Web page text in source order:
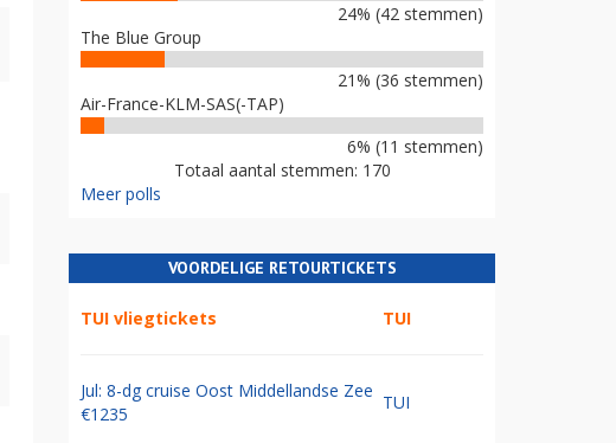
24% (42 stemmen)
The Blue Group
21% (36 stemmen)
Air-France-KLM-SAS(-TAP)
6% (11 stemmen)
Totaal aantal stemmen: 170
Meer polls
VOORDELIGE RETOURTICKETS
TUI vliegtickets TUI
Jul: 8-dg cruise Oost Middellandse Zee
€1235
TUI